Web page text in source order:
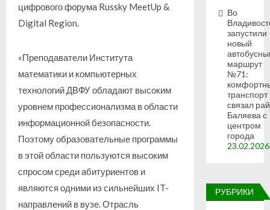
цифрового форума Russky MeetUp &
Digital Region.
«Преподаватели Института
математики и компьютерных
технологий ДВФУ обладают высоким
уровнем профессионализма в области
информационной безопасности.
Поэтому образовательные программы
в этой области пользуются высоким
спросом среди абитуриентов и
являются одними из сильнейших IT-
направлений в вузе. Отрасль
Во
запустили
новый
маршрут
№71:
транспорт
связал
Баляева с
центром
города
23.02.2026
РУБРИКИ